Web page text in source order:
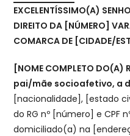
EXCELENTÍSSIMO(A)
DIREITO DA [NÚMERO]
COMARCA DE [CIDADE/
[NOME COMPLETO DO(A)
pai/mãe socioafetivo, a
[nacionalidade], [estado
do RG nº [número] e CPF
domiciliado(a) na